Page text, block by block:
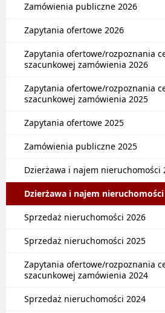
Zamówienia publiczne 2026
Zapytania ofertowe 2026
Zapytania ofertowe/rozpoznania
szacunkowej zamówienia 2026
Zapytania ofertowe/rozpoznania
szacunkowej zamówienia 2025
Zapytania ofertowe 2025
Zamówienia publiczne 2025
Dzierżawa i najem nieruchomości
Dzierżawa i najem nieruchomości
Sprzedaż nieruchomości 2026
Sprzedaż nieruchomości 2025
Zapytania ofertowe/rozpoznania
szacunkowej zamówienia 2024
Sprzedaż nieruchomości 2024